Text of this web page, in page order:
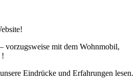
vorzugsweise mit dem Wohnmobil,
!
Eindrücke und Erfahrungen lesen.